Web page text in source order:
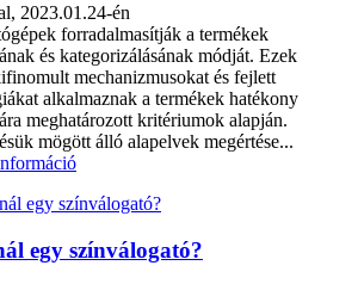
2023.01.24-én
forradalmasítják a termékek
és kategorizálásának módját. Ezek
mechanizmusokat és fejlett
alkalmaznak a termékek hatékony
meghatározott kritériumok alapján.
mögött álló alapelvek megértése...
egy színválogató?